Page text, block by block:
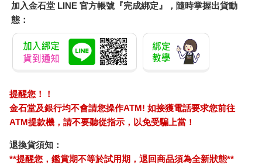
加入金石堂 LINE 官方帳號『完成綁定』，隨時掌握出貨動
態：
提醒您！！
金石堂及銀行均不會請您操作ATM! 如接獲電話要求您前往
ATM提款機，請不要聽從指示，以免受騙上當！
退換貨須知：
**提醒您，鑑賞期不等於試用期，退回商品須為全新狀態**